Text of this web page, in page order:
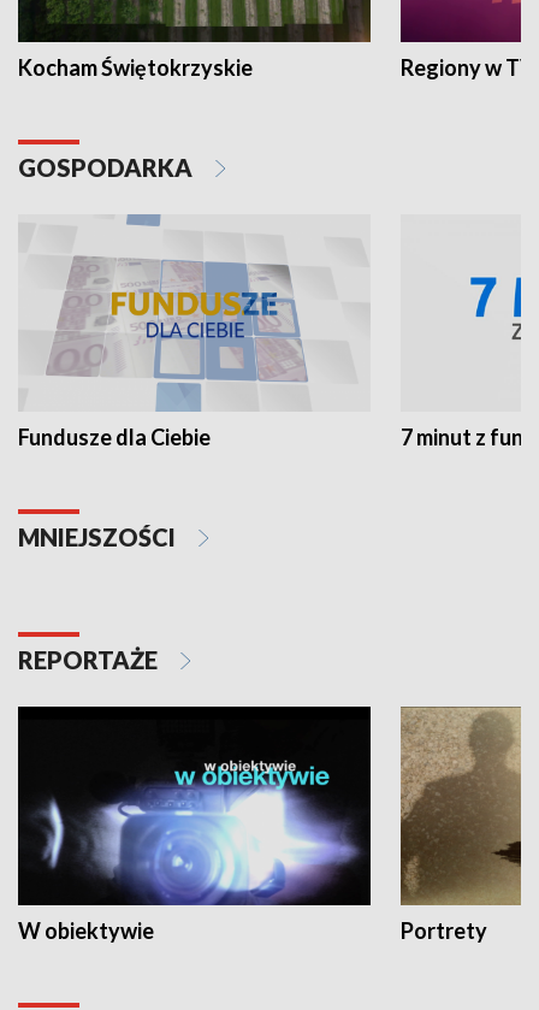
Kocham Świętokrzyskie Regiony w
GOSPODARKA
Fundusze dla Ciebie 7 minut z
MNIEJSZOŚCI
REPORTAŻE
W obiektywie Portrety